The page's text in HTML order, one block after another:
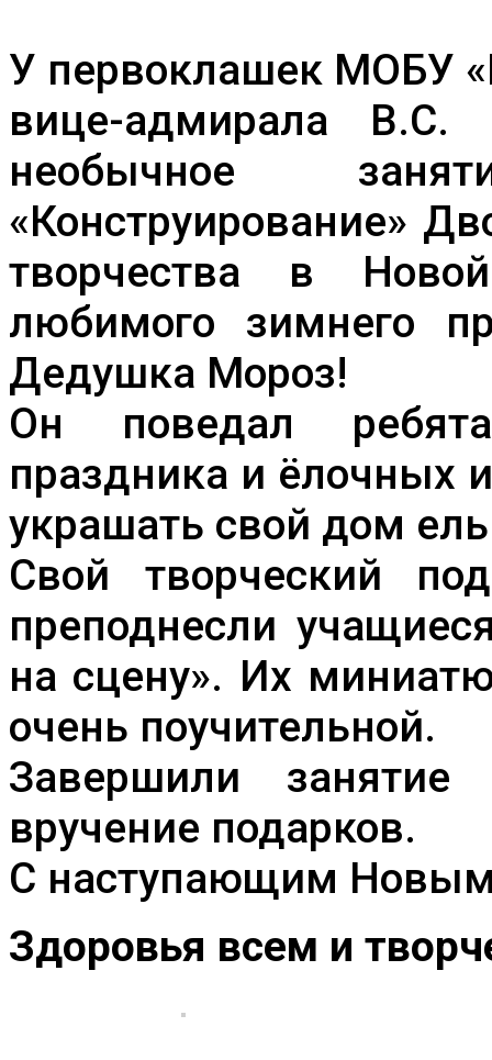
ДЕДА
МОРОЗА
У первоклашек МОБУ
вице-адмирала В.С.
необычное
«Конструирование»
творчества в
любимого зимнего
Дедушка Мороз!
Он поведал
праздника и ёлочных
украшать свой дом
Свой творческий
преподнесли
на сцену». Их
очень поучительной.
Завершили занятие
вручение подарков.
С наступающим
Здоровья всем и